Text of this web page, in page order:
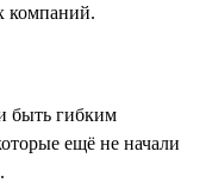
компаний.
быть гибким
ещё не начали